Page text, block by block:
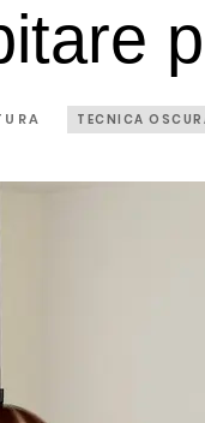
TECNICA